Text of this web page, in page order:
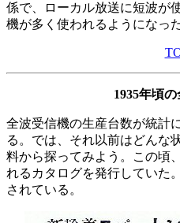
係で、ローカル放送に短波が
機が多く使われるようになった
1935年頃
全波受信機の生産台数が統計
る。では、それ以前はどんな
料から探ってみよう。この頃
れるカタログを発行していた
されている。